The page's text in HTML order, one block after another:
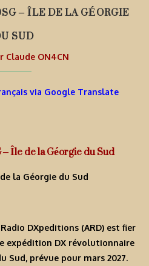
– ÎLE DE LA GÉORGIE
SUD
Claude ON4CN
via Google Translate
Île de la Géorgie du Sud
DXpeditions (ARD) est fier
expédition DX révolutionnaire
Sud, prévue pour mars 2027.